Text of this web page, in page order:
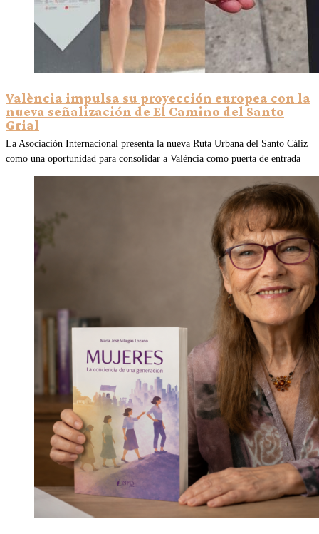
València impulsa su proyección europea con la
nueva señalización de El Camino del Santo
Grial
La Asociación Internacional presenta la nueva Ruta Urbana del Santo Cáliz
como una oportunidad para consolidar a València como puerta de entrada